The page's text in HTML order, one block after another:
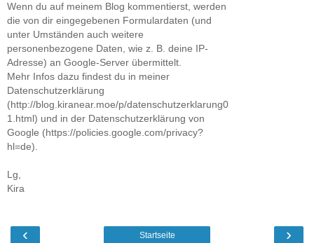
Wenn du auf meinem Blog kommentierst, werden
die von dir eingegebenen Formulardaten (und
unter Umständen auch weitere
personenbezogene Daten, wie z. B. deine IP-
Adresse) an Google-Server übermittelt.
Mehr Infos dazu findest du in meiner
Datenschutzerklärung
(http://blog.kiranear.moe/p/datenschutzerklarung0
1.html) und in der Datenschutzerklärung von
Google (https://policies.google.com/privacy?
hl=de).
Lg,
Kira
‹ ›
Startseite